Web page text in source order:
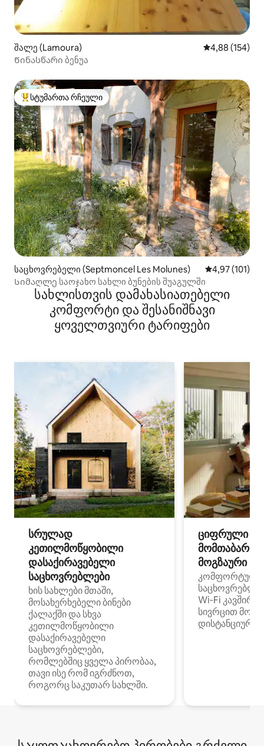
შალე (Lamoura) საშუალო
4,88 (154)
Წინასწარი ბენუა
სტუმართა რჩეული მოწინავე ვარიანტი
სტუმართა რჩეული
საცხოვრებელი (Septmoncel Les Molunes) საშუალო
4,97 (101)
Სიმაღლე საოჯახო სახლი ბუნების შუაგულში
სახლისთვის დამახასიათებელი
კომფორტი და შესანიშნავი
ყოველთვიური ტარიფები
სრულად
კეთილმოწყობილი
დასაქირავებელი
საცხოვრებლები
ხის სახლები მთაში,
მოსახერხებელი ბინები
ქალაქში და სხვა
კეთილმოწყობილი
დასაქირავებელი
საცხოვრებლები,
რომლებშიც ყველა პირობაა,
თავი ისე რომ იგრძნოთ,
როგორც საკუთარ სახლში.
ციფრული
მოგზაური
კომფორტული
Wi‑Fi
სივრცით
დისტანციური